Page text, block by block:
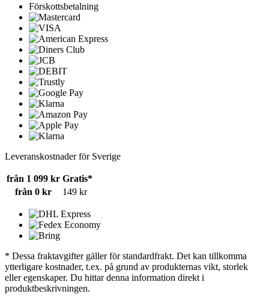
Förskottsbetalning
Leveranskostnader för Sverige
från 1 099 kr Gratis*
från 0 kr
149 kr
* Dessa fraktavgifter gäller för standardfrakt. Det kan tillkomma
ytterligare kostnader, t.ex. på grund av produkternas vikt, storlek
eller egenskaper. Du hittar denna information direkt i
produktbeskrivningen.